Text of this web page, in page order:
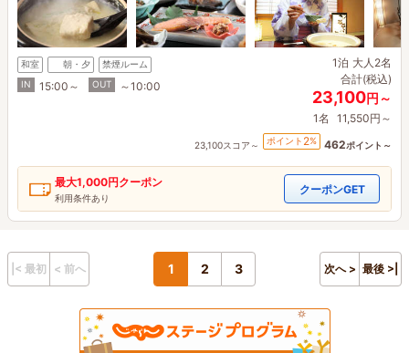
和室 朝・夕
禁煙ルーム
IN
15:00～ OUT ～10:00
1泊 大人2名
合計(税込)
23,100円～
1名 11,550円～
23,100スコア～ ポイント 2% 462ポイント～
最大1,000円クーポン
利用条件あり
クーポンGET
|< 最初 < 前へ 1 2 3 次へ > 最後 >|